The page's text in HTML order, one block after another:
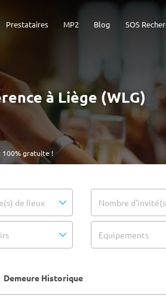
SOS
Blog
MP2
Prestataires
100% gratuite !
à Liège (WLG)
de lieux Nombre
Equipements
Demeure Historique